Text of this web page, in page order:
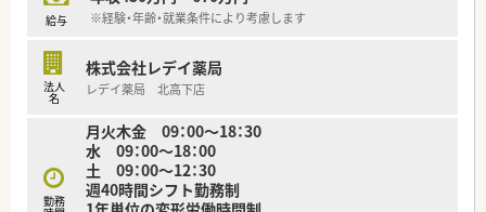
給与 ※経験・年齢・就業条件により考慮します
法人
名
株式会社レデイ薬局
レデイ薬局 北高下店
勤務
月火木金 09：00～18：30
水 09：00～18：00
土 09：00～12：30
週40時間シフト勤務制